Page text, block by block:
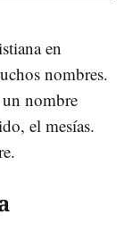
en
nombres.
nombre
el mesías.